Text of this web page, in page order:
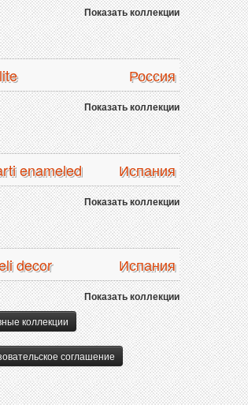
Показать коллекции
Россия
Показать коллекции
enameled Испания
Показать коллекции
decor Испания
Показать коллекции
коллекции
соглашение